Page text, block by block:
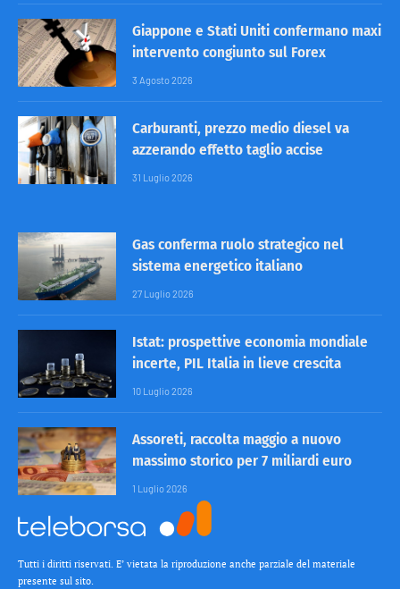
Giappone e Stati Uniti confermano maxi
intervento congiunto sul Forex
3 Agosto 2026
Carburanti, prezzo medio diesel va
azzerando effetto taglio accise
31 Luglio 2026
Gas conferma ruolo strategico nel
sistema energetico italiano
27 Luglio 2026
Istat: prospettive economia mondiale
incerte, PIL Italia in lieve crescita
10 Luglio 2026
Assoreti, raccolta maggio a nuovo
massimo storico per 7 miliardi euro
1 Luglio 2026
Tutti i diritti riservati. E’ vietata la riproduzione anche parziale del materiale
presente sul sito.